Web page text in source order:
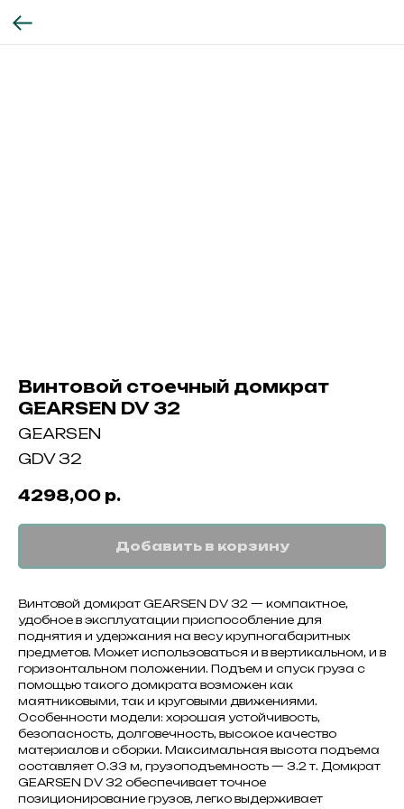
Винтовой стоечный домкрат
GEARSEN DV 32
GEARSEN
GDV 32
4298,00 р.
Добавить в корзину
Винтовой домкрат GEARSEN DV 32 — компактное,
удобное в эксплуатации приспособление для
поднятия и удержания на весу крупногабаритных
предметов. Может использоваться и в вертикальном, и в
горизонтальном положении. Подъем и спуск груза с
помощью такого домкрата возможен как
маятниковыми, так и круговыми движениями.
Особенности модели: хорошая устойчивость,
безопасность, долговечность, высокое качество
материалов и сборки. Максимальная высота подъема
составляет 0.33 м, грузоподъемность — 3.2 т. Домкрат
GEARSEN DV 32 обеспечивает точное
позиционирование грузов, легко выдерживает